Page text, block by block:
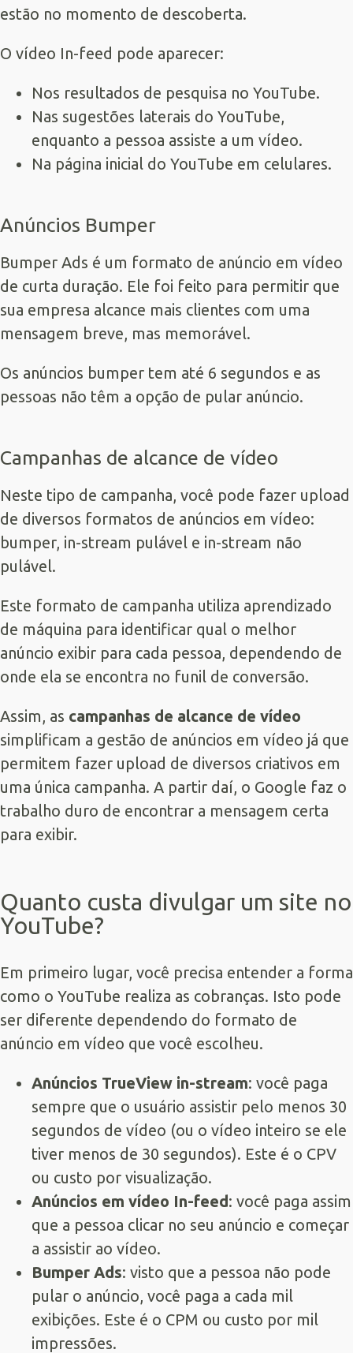
estão no momento de descoberta.
O vídeo In-feed pode aparecer:
Nos resultados de pesquisa no YouTube.
Nas sugestões laterais do YouTube,
enquanto a pessoa assiste a um vídeo.
Na página inicial do YouTube em celulares.
Anúncios Bumper
Bumper Ads é um formato de anúncio em vídeo
de curta duração. Ele foi feito para permitir que
sua empresa alcance mais clientes com uma
mensagem breve, mas memorável.
Os anúncios bumper tem até 6 segundos e as
pessoas não têm a opção de pular anúncio.
Campanhas de alcance de vídeo
Neste tipo de campanha, você pode fazer upload
de diversos formatos de anúncios em vídeo:
bumper, in-stream pulável e in-stream não
pulável.
Este formato de campanha utiliza aprendizado
de máquina para identificar qual o melhor
anúncio exibir para cada pessoa, dependendo de
onde ela se encontra no funil de conversão.
Assim, as campanhas de alcance de vídeo
simplificam a gestão de anúncios em vídeo já que
permitem fazer upload de diversos criativos em
uma única campanha. A partir daí, o Google faz o
trabalho duro de encontrar a mensagem certa
para exibir.
Quanto custa divulgar um site no
YouTube?
Em primeiro lugar, você precisa entender a forma
como o YouTube realiza as cobranças. Isto pode
ser diferente dependendo do formato de
anúncio em vídeo que você escolheu.
Anúncios TrueView in-stream: você paga
sempre que o usuário assistir pelo menos 30
segundos de vídeo (ou o vídeo inteiro se ele
tiver menos de 30 segundos). Este é o CPV
ou custo por visualização.
Anúncios em vídeo In-feed: você paga assim
que a pessoa clicar no seu anúncio e começar
a assistir ao vídeo.
Bumper Ads: visto que a pessoa não pode
pular o anúncio, você paga a cada mil
exibições. Este é o CPM ou custo por mil
impressões.